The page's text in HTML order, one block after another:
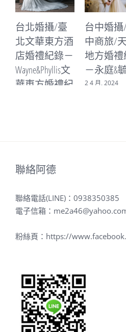
台中婚攝/台
中商旅/天圓
地方婚禮紀錄
－永庭&毓容
2 4 月, 2024
彰化婚
靖新高乙
禮紀錄
&佳妮
2 4 月, 2024
聯絡阿德
聯絡電話(LINE)： 0938350385
電子信箱：
粉絲頁： https://